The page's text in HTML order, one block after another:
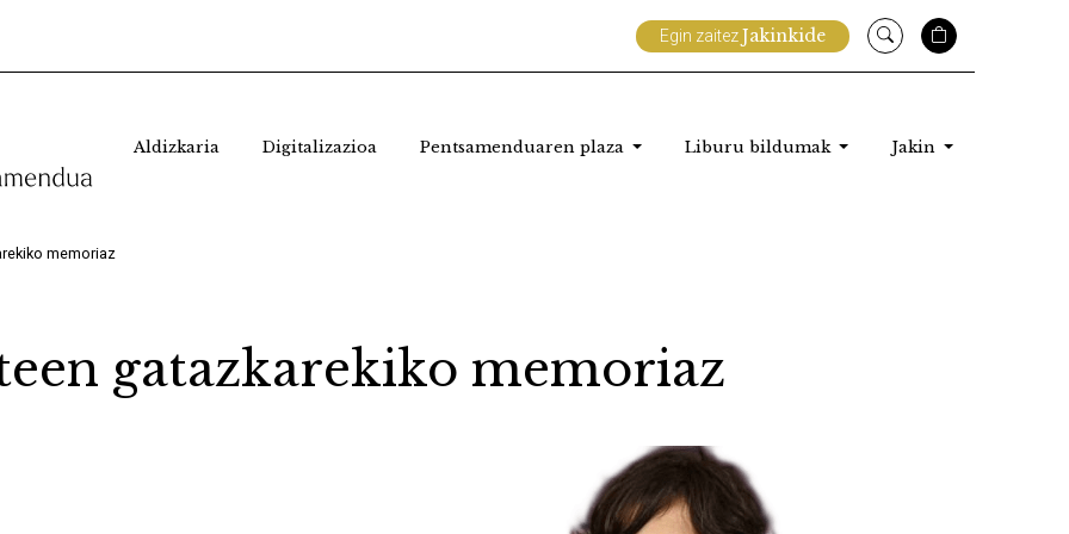
Egin zaitezJakinkide
Aldizkaria Digitalizazioa Pentsamenduaren plaza Liburu bildumak Jakin
memoriaz
gatazkarekiko memoriaz